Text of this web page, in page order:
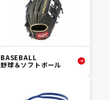
BASEBALL
野球＆ソフトボール